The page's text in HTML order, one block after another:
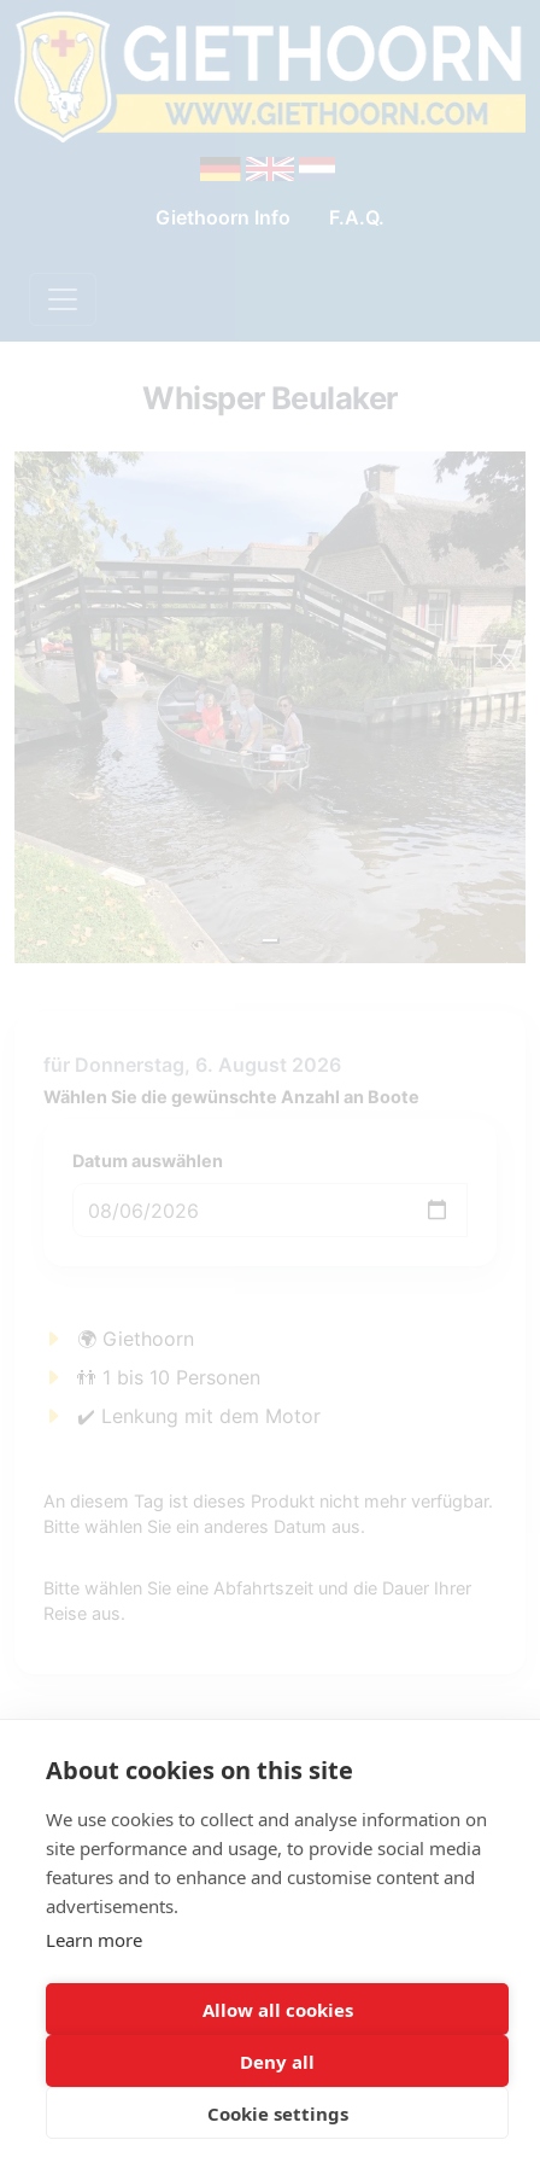
Giethoorn Info F.A.Q.
Whisper Beulaker
für Donnerstag, 6. August 2026
Wählen Sie die gewünschte Anzahl an Boote
Datum auswählen
🌍 Giethoorn
👬 1 bis 10 Personen
✔️ Lenkung mit dem Motor
An diesem Tag ist dieses Produkt nicht mehr verfügbar.
Bitte wählen Sie ein anderes Datum aus.
Bitte wählen Sie eine Abfahrtszeit und die Dauer Ihrer
Reise aus.
About cookies on this site
We use cookies to collect and analyse information on
site performance and usage, to provide social media
features and to enhance and customise content and
advertisements.
Learn more
Allow all cookies
Deny all
Cookie settings